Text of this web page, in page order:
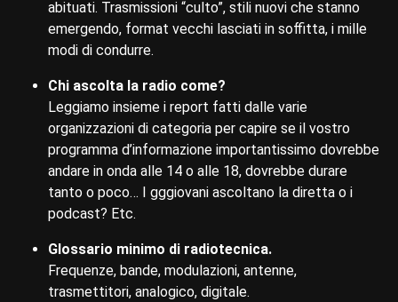
abituati. Trasmissioni “culto”, stili nuovi che stanno
emergendo, format vecchi lasciati in soffitta, i mille
modi di condurre.
Chi ascolta la radio come?
Leggiamo insieme i report fatti dalle varie
organizzazioni di categoria per capire se il vostro
programma d’informazione importantissimo dovrebbe
andare in onda alle 14 o alle 18, dovrebbe durare
tanto o poco… I gggiovani ascoltano la diretta o i
podcast? Etc.
Glossario minimo di radiotecnica.
Frequenze, bande, modulazioni, antenne,
trasmettitori, analogico, digitale.